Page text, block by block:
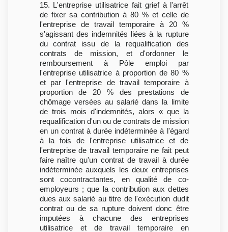
15. L'entreprise utilisatrice fait grief à l'arrêt
de fixer sa contribution à 80 % et celle de
l'entreprise de travail temporaire à 20 %
s'agissant des indemnités liées à la rupture
du contrat issu de la requalification des
contrats de mission, et d'ordonner le
remboursement à Pôle emploi par
l'entreprise utilisatrice à proportion de 80 %
et par l'entreprise de travail temporaire à
proportion de 20 % des prestations de
chômage versées au salarié dans la limite
de trois mois d'indemnités, alors « que la
requalification d'un ou de contrats de mission
en un contrat à durée indéterminée à l'égard
à la fois de l'entreprise utilisatrice et de
l'entreprise de travail temporaire ne fait peut
faire naître qu'un contrat de travail à durée
indéterminée auxquels les deux entreprises
sont cocontractantes, en qualité de co-
employeurs ; que la contribution aux dettes
dues aux salarié au titre de l'exécution dudit
contrat ou de sa rupture doivent donc être
imputées à chacune des entreprises
utilisatrice et de travail temporaire en